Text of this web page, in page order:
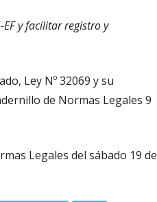
y facilitar registro y
Ley Nº 32069 y su
de Normas Legales 9
Legales del sábado 19 de